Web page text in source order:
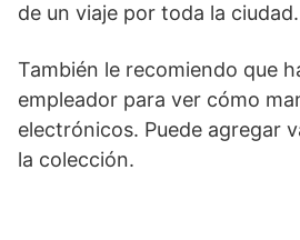
de un viaje por toda la ciudad.
También le recomiendo que
empleador para ver cómo
electrónicos. Puede agregar
la colección.